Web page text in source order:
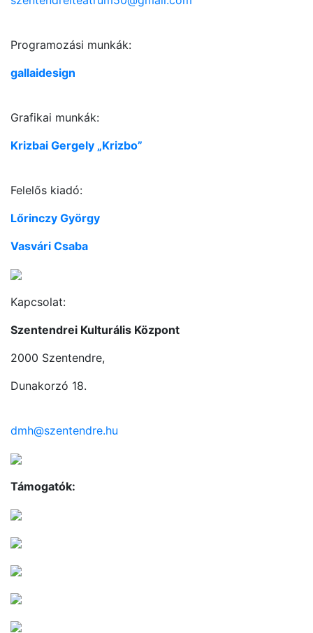
Programozási munkák:
gallaidesign
Grafikai munkák:
Krizbai Gergely „Krizbo”
Felelős kiadó:
Lőrinczy György
Vasvári Csaba
Kapcsolat:
Szentendrei Kulturális Központ
2000 Szentendre,
Dunakorzó 18.
dmh@szentendre.hu
Támogatók: